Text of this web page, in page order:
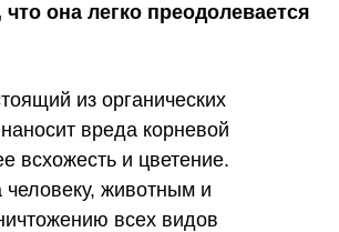
она легко преодолевается
из органических
вреда корневой
всхожесть и цветение.
человеку, животным и
всех видов